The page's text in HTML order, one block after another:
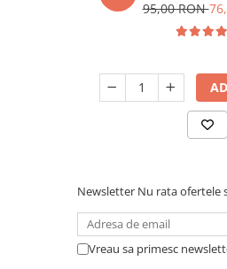
95,00 RON
Newsletter Nu rata ofertele
Vreau sa primesc